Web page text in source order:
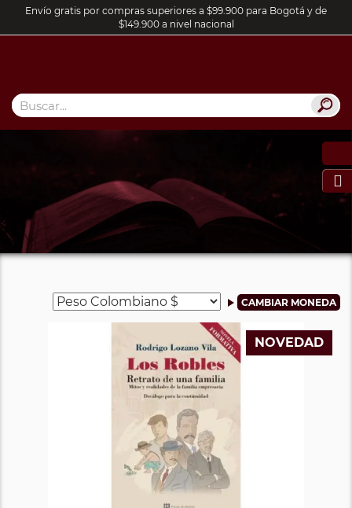
Envío gratis por compras superiores a $99.900 para Bogotá y de
$149.900 a nivel nacional

NOVEDAD